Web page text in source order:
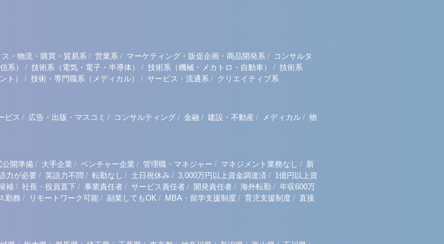
・物流・購買・貿易系 / 営業系 / マーケティング・販促企画・商品開発系 / コンサルタ
系） / 技術系（電気・電子・半導体） / 技術系（機械・メカトロ・自動車） / 技術系
ト） / 技術・専門職系（メディカル） / サービス・流通系 / クリエイティブ系
ビス / 広告・出版・マスコミ / コンサルティング / 金融 / 建設・不動産 / メディカル / 物
公開準備 / 大手企業 / ベンチャー企業 / 管理職・マネジャー / マネジメント業務なし / 新
力が必要 / 英語力不問 / 転勤なし / 土日祝休み / 3,000万円以上資金調達済 / 1億円以上資
補 / 社長・役員直下 / 事業責任者 / サービス責任者 / 開発責任者 / 海外転勤 / 年収600万
勤務 / リモートワーク可能 / 副業してもOK / MBA・留学支援制度 / 育児支援制度 / 直接